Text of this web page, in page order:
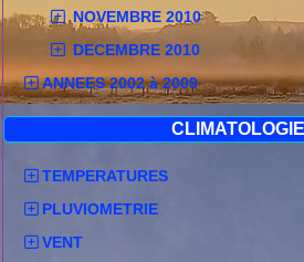
NOVEMBRE 2010
DECEMBRE 2010
ANNEES 2002 à 2009
CLIMATOLOGIE
TEMPERATURES
PLUVIOMETRIE
VENT